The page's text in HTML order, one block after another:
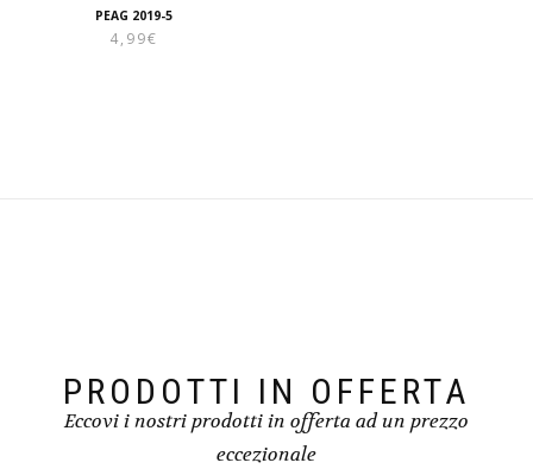
PEAG 2019-5
4,99€
PRODOTTI IN OFFERTA
Eccovi i nostri prodotti in offerta ad un prezzo
eccezionale